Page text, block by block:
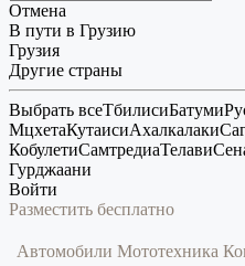
Отмена
В пути в Грузию
Грузия
Другие страны
Выбрать всеТбилисиБатуми
МцхетаКутаисиАхалкалаки
КобулетиСамтредиаТелави
Гурджаани
Войти
Разместить бесплатно
Автомобили Мототехника